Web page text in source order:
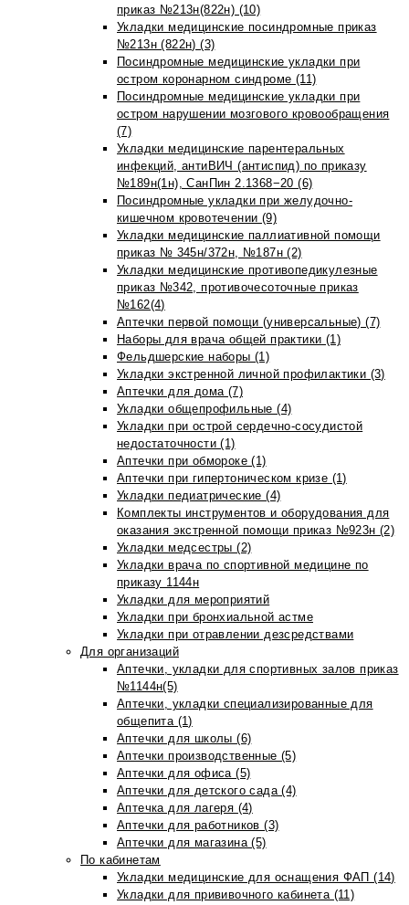
приказ №213н(822н) (10)
Укладки медицинские посиндромные приказ
№213н (822н) (3)
Посиндромные медицинские укладки при
остром коронарном синдроме (11)
Посиндромные медицинские укладки при
остром нарушении мозгового кровообращения
(7)
Укладки медицинские парентеральных
инфекций, антиВИЧ (антиспид) по приказу
№189н(1н), СанПин 2.1368−20 (6)
Посиндромные укладки при желудочно-
кишечном кровотечении (9)
Укладки медицинские паллиативной помощи
приказ № 345н/372н, №187н (2)
Укладки медицинские противопедикулезные
приказ №342, противочесоточные приказ
№162(4)
Аптечки первой помощи (универсальные) (7)
Наборы для врача общей практики (1)
Фельдшерские наборы (1)
Укладки экстренной личной профилактики (3)
Аптечки для дома (7)
Укладки общепрофильные (4)
Укладки при острой сердечно-сосудистой
недостаточности (1)
Аптечки при обмороке (1)
Аптечки при гипертоническом кризе (1)
Укладки педиатрические (4)
Комплекты инструментов и оборудования для
оказания экстренной помощи приказ №923н (2)
Укладки медсестры (2)
Укладки врача по спортивной медицине по
приказу 1144н
Укладки для мероприятий
Укладки при бронхиальной астме
Укладки при отравлении дезсредствами
Для организаций
Аптечки, укладки для спортивных залов приказ
№1144н(5)
Аптечки, укладки специализированные для
общепита (1)
Аптечки для школы (6)
Аптечки производственные (5)
Аптечки для офиса (5)
Аптечки для детского сада (4)
Аптечка для лагеря (4)
Аптечки для работников (3)
Аптечки для магазина (5)
По кабинетам
Укладки медицинские для оснащения ФАП (14)
Укладки для прививочного кабинета (11)